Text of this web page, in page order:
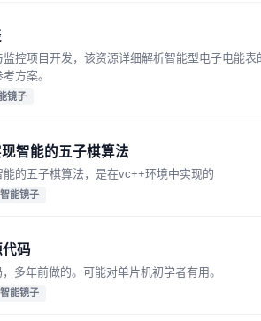
控项目开发，该资源详细解析智能型电子电能
方案。
镜子
智能的五子棋算法
的五子棋算法，是在vc++环境中实现的
智能镜子
码
多年前做的。可能对单片机初学者有用。
智能镜子